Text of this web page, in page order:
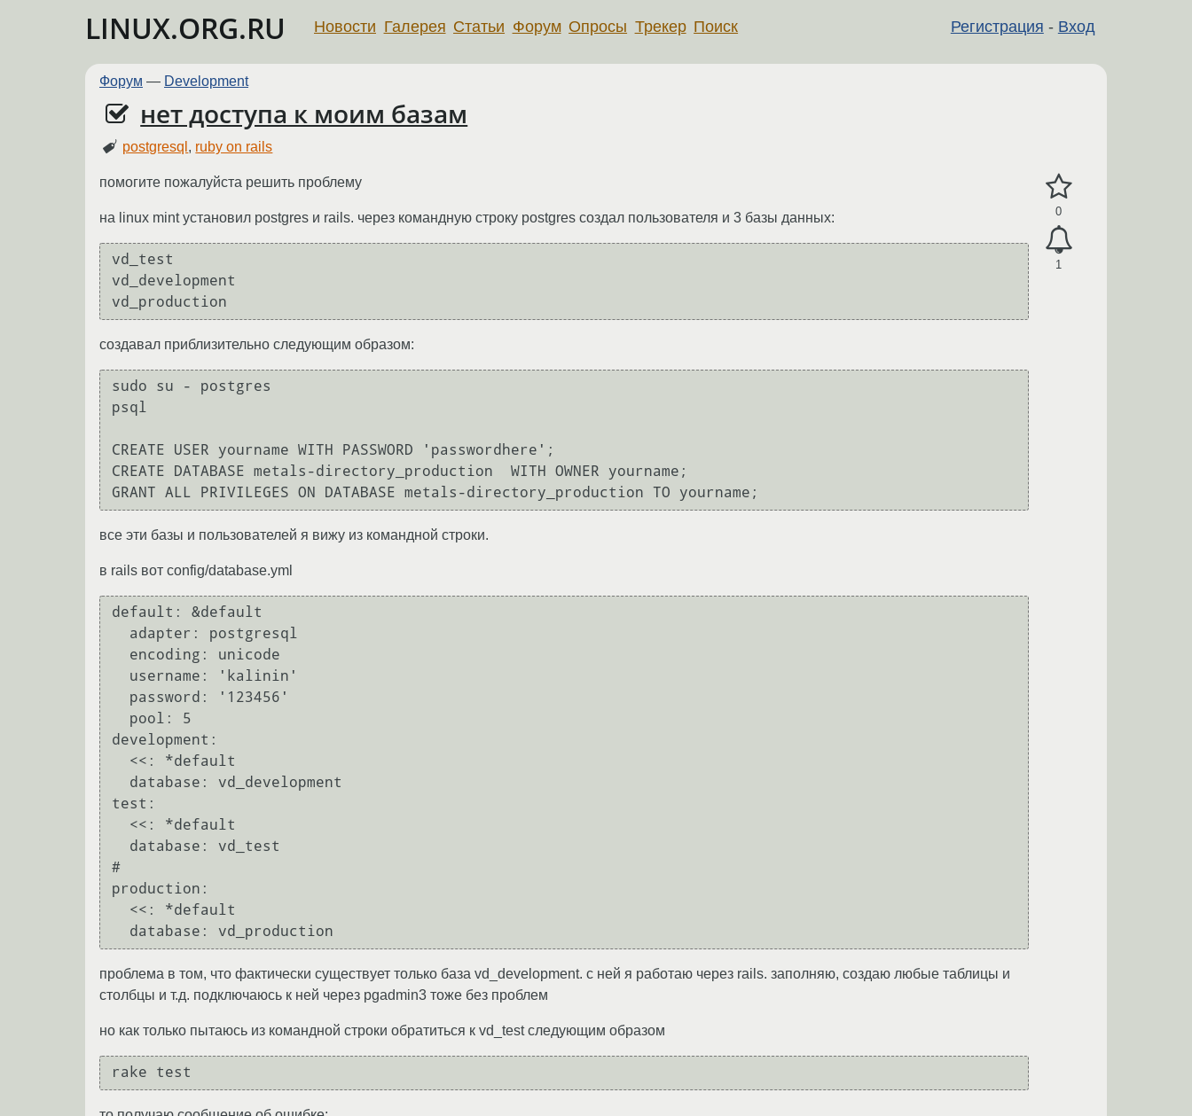
LINUX.ORG.RU Регистрация - Вход
Новости Галерея Статьи Форум Опросы Трекер Поиск
Форум — Development
нет доступа к моим базам
postgresql , ruby on rails
0
1
помогите пожалуйста решить проблему
на linux mint установил postgres и rails. через командную строку postgres создал пользователя и 3 базы данных:
vd_test
vd_development
создавал приблизительно следующим образом:
sudo su - postgres
psql
CREATE USER yourname WITH PASSWORD 'passwordhere';
CREATE DATABASE metals-directory_production  WITH OWNER yourname;
все эти базы и пользователей я вижу из командной строки.
в rails вот config/database.yml
default: &default
development:
test:
#
production:
проблема в том, что фактически существует только база vd_development. с ней я работаю через rails. заполняю, создаю любые таблицы и
столбцы и т.д. подключаюсь к ней через pgadmin3 тоже без проблем
но как только пытаюсь из командной строки обратиться к vd_test следующим образом